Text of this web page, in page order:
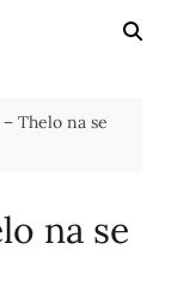
Thelo na se
na se